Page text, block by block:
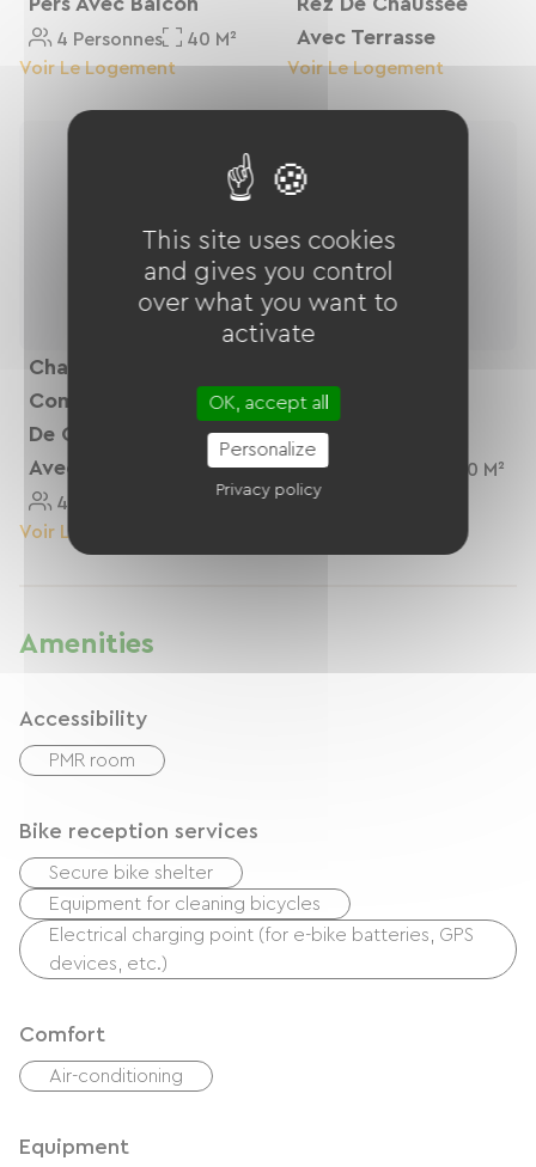
4 Personnes
40 M²
Voir Le Logement
Avec Terrasse
Voir Le Logement
Chambre
Communicante Rez
De Chaussée 4 Pers
Avec Terrasse
4 Personnes
Voir Le Logement
Familiale 4 Pers
Avec Terrasse
4 Personnes 50 M²
Amenities
Accessibility
PMR room
Bike reception services
Secure bike shelter
Equipment for cleaning bicycles
Electrical charging point (for e-bike batteries, GPS
devices, etc.)
Comfort
Air-conditioning
Equipment
This site uses cookies
and gives you control
over what you want to
activate
OK, accept all
Personalize
Privacy policy